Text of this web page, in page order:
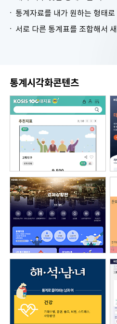
통계자료를 내가 원하는 형태
통계시각화콘텐츠